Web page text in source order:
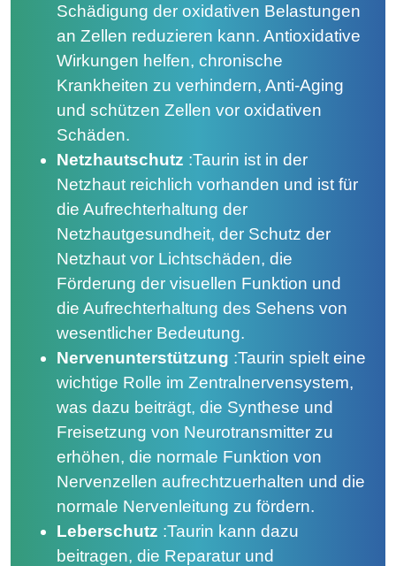
Schädigung der oxidativen Belastungen
an Zellen reduzieren kann. Antioxidative
Wirkungen helfen, chronische
Krankheiten zu verhindern, Anti-Aging
und schützen Zellen vor oxidativen
Schäden.
Netzhautschutz :Taurin ist in der
Netzhaut reichlich vorhanden und ist für
die Aufrechterhaltung der
Netzhautgesundheit, der Schutz der
Netzhaut vor Lichtschäden, die
Förderung der visuellen Funktion und
die Aufrechterhaltung des Sehens von
wesentlicher Bedeutung.
Nervenunterstützung :Taurin spielt eine
wichtige Rolle im Zentralnervensystem,
was dazu beiträgt, die Synthese und
Freisetzung von Neurotransmitter zu
erhöhen, die normale Funktion von
Nervenzellen aufrechtzuerhalten und die
normale Nervenleitung zu fördern.
Leberschutz :Taurin kann dazu
beitragen, die Reparatur und